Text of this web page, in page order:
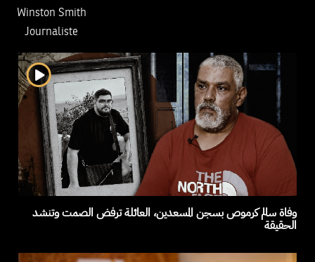
Winston Smith
Journaliste
وفاة سالم كرموص بسجن المسعدين، العائلة ترفض الصمت وتنشد
الحقيقة